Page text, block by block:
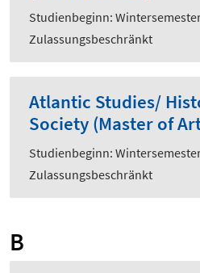
Studienbeginn:
Zulassungsbeschränkt
Atlantic Studies/
Society (Master of
Studienbeginn:
Zulassungsbeschränkt
B